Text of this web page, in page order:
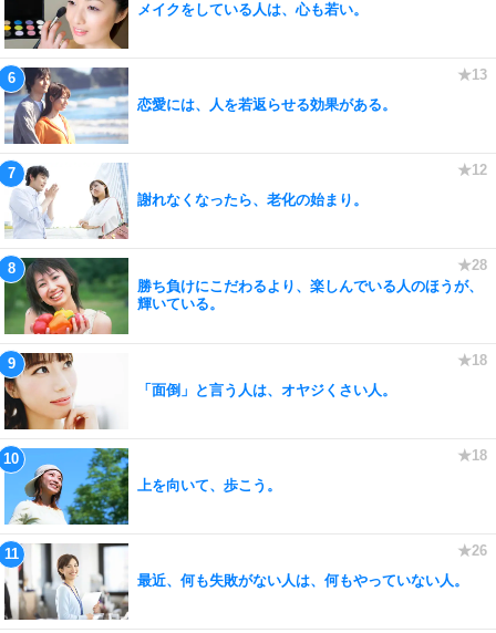
メイクをしている人は、心も若い。
恋愛には、人を若返らせる効果がある。
謝れなくなったら、老化の始まり。
勝ち負けにこだわるより、楽しんでいる人のほうが、
輝いている。
「面倒」と言う人は、オヤジくさい人。
上を向いて、歩こう。
最近、何も失敗がない人は、何もやっていない人。